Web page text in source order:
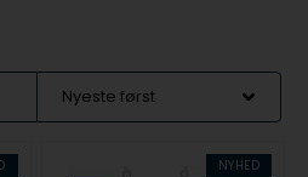
NYHED